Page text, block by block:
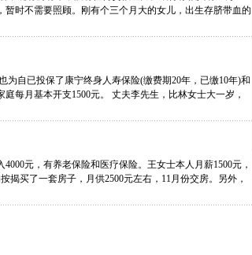
时不需要照顾。刚有个三个月大的女儿，出生存脐带血的
自已投保了康宁终身人寿保险(缴费期20年，已缴10年)和
每月基本开支1500元。 丈夫李先生，比林女士大一岁，
元，有养老保险和医疗保险。王女士本人月薪1500元，
买了一套房子，月供2500元左右，11月份交房。另外，